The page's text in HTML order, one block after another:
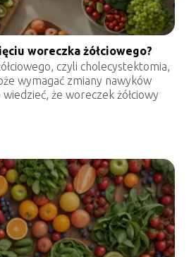
woreczka żółciowego?
czyli cholecystektomia,
wymagać zmiany nawyków
że woreczek żółciowy